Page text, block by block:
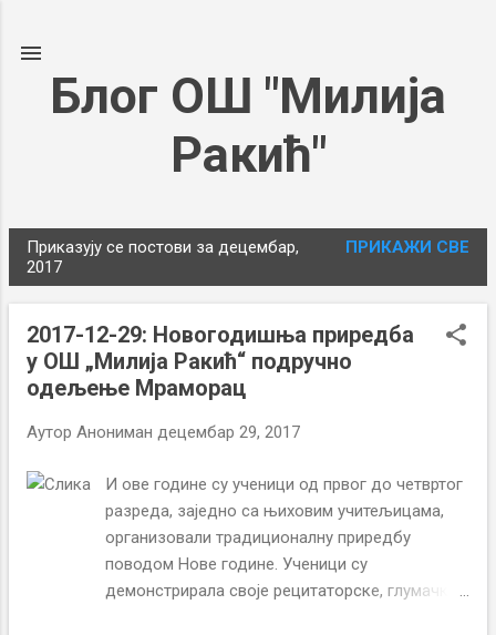
Блог ОШ "Милија
Ракић"
о
Приказују се постови за децембар,
2017
ПРИКАЖИ СВЕ
2017-12-29: Новогодишња приредба
у ОШ „Милија Ракић“ подручно
одељење Mраморац
Аутор Анониман децембар 29, 2017
И ове године су ученици од првог до четвртог
разреда, заједно са њиховим учитељицама,
организовали традиционалну приредбу
поводом Нове године. Ученици су
демонстрирала своје рецитаторске, глумачке